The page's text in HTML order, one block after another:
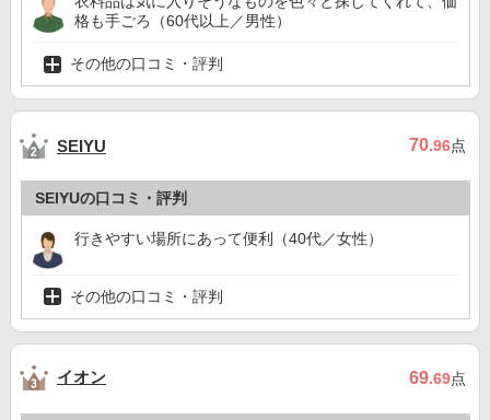
格も手ごろ（60代以上／男性）
その他の口コミ・評判
SEIYU 70.96点
SEIYUの口コミ・評判
行きやすい場所にあって便利（40代／女性）
その他の口コミ・評判
イオン 69.69点